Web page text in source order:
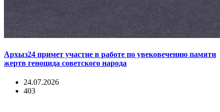
Архыз24 примет участие в работе по увековечению памяти
жертв геноцида советского народа
24.07.2026
403